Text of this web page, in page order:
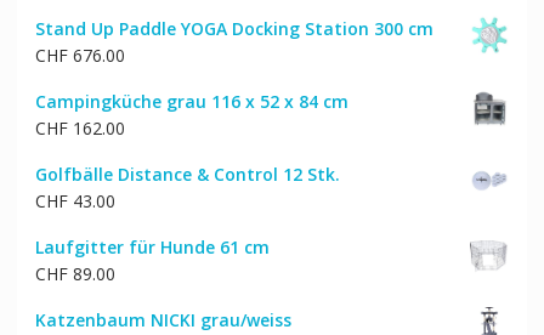
war:
ist:
Stand Up Paddle YOGA Docking Station 300 cm
CHF676.00
Campingküche grau 116 x 52 x 84 cm
CHF162.00
Golfbälle Distance & Control 12 Stk.
CHF43.00
Laufgitter für Hunde 61 cm
CHF89.00
Katzenbaum NICKI grau/weiss